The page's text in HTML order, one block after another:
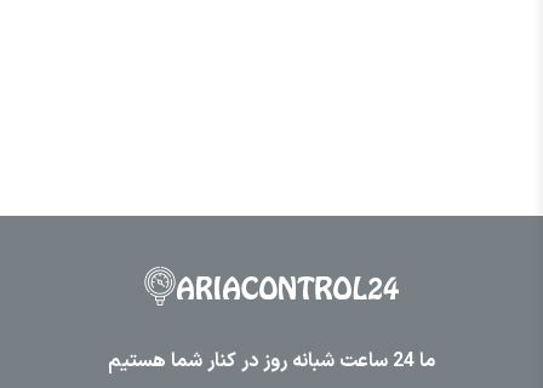
ما 24 ساعت شبانه روز در کنار شما هستیم